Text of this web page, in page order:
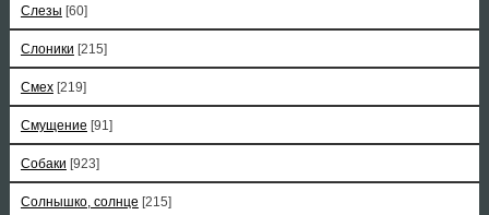
Слезы [60]
Слоники [215]
Смех [219]
Смущение [91]
Собаки [923]
Солнышко, солнце [215]